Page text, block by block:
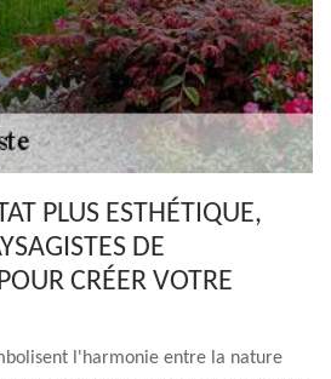
PLUS ESTHÉTIQUE,
DE
CRÉER VOTRE
l'harmonie entre la nature